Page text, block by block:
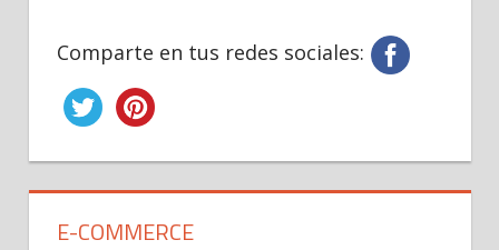
Comparte en tus redes sociales:
E-COMMERCE